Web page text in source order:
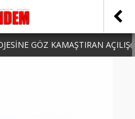
GÖZ KAMAŞTIRAN AÇILIŞ